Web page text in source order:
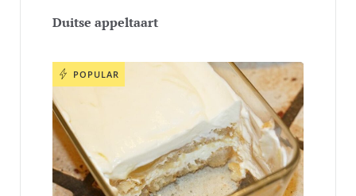
Duitse appeltaart
POPULAR